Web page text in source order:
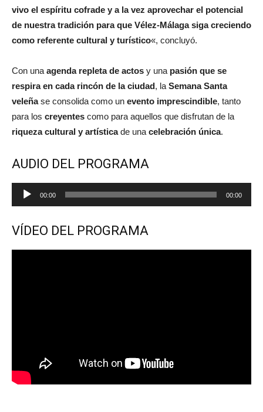
vivo el espíritu cofrade y a la vez aprovechar el potencial
de nuestra tradición para que Vélez-Málaga siga creciendo
como referente cultural y turístico«, concluyó.
Con una agenda repleta de actos y una pasión que se
respira en cada rincón de la ciudad, la Semana Santa
veleñase consolida como un evento imprescindible, tanto
para los creyentes como para aquellos que disfrutan de la
riqueza cultural y artísticade una celebración única.
AUDIO DEL PROGRAMA
Reproductor
de
00:00 00:00
VÍDEO DEL PROGRAMA